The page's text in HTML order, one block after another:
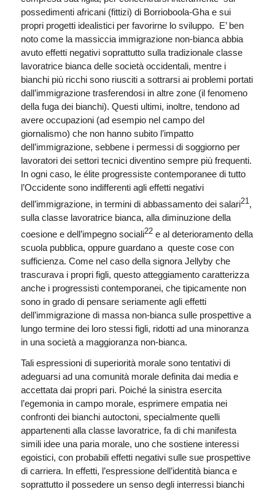
possedimenti africani (fittizi) di Borrioboola-Gha e sui
propri progetti idealistici per favorirne lo sviluppo. E’ ben
noto come la massiccia immigrazione non-bianca abbia
avuto effetti negativi soprattutto sulla tradizionale classe
lavoratrice bianca delle società occidentali, mentre i
bianchi più ricchi sono riusciti a sottrarsi ai problemi portati
dall’immigrazione trasferendosi in altre zone (il fenomeno
della fuga dei bianchi). Questi ultimi, inoltre, tendono ad
avere occupazioni (ad esempio nel campo del
giornalismo) che non hanno subito l’impatto
dell’immigrazione, sebbene i permessi di soggiorno per
lavoratori dei settori tecnici diventino sempre più frequenti.
In ogni caso, le élite progressiste contemporanee di tutto
l’Occidente sono indifferenti agli effetti negativi
dell’immigrazione, in termini di abbassamento dei salari21,
sulla classe lavoratrice bianca, alla diminuzione della
coesione e dell’impegno sociali22e al deterioramento della
scuola pubblica, oppure guardano a queste cose con
sufficienza. Come nel caso della signora Jellyby che
trascurava i propri figli, questo atteggiamento caratterizza
anche i progressisti contemporanei, che tipicamente non
sono in grado di pensare seriamente agli effetti
dell’immigrazione di massa non-bianca sulle prospettive a
lungo termine dei loro stessi figli, ridotti ad una minoranza
in una società a maggioranza non-bianca.
Tali espressioni di superiorità morale sono tentativi di
adeguarsi ad una comunità morale definita dai media e
accettata dai propri pari. Poiché la sinistra esercita
l’egemonia in campo morale, esprimere empatia nei
confronti dei bianchi autoctoni, specialmente quelli
appartenenti alla classe lavoratrice, fa di chi manifesta
simili idee una paria morale, uno che sostiene interessi
egoistici, con probabili effetti negativi sulle sue prospettive
di carriera. In effetti, l’espressione dell’identità bianca e
soprattutto il possedere un senso degli interressi bianchi